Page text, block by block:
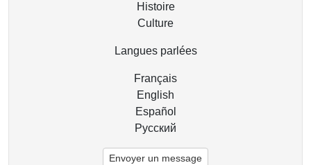
Histoire
Culture
Langues parlées
Français
English
Español
Русский
Envoyer un message